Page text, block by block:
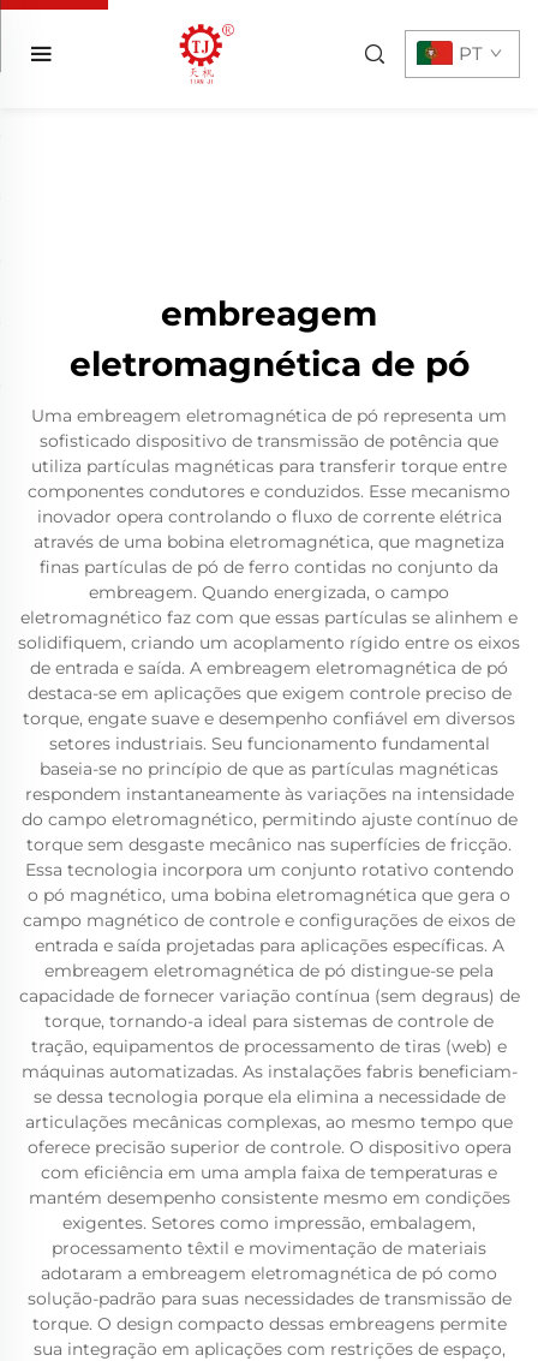
PT
embreagem
eletromagnética de pó
Uma embreagem eletromagnética de pó representa um
sofisticado dispositivo de transmissão de potência que
utiliza partículas magnéticas para transferir torque entre
componentes condutores e conduzidos. Esse mecanismo
inovador opera controlando o fluxo de corrente elétrica
através de uma bobina eletromagnética, que magnetiza
finas partículas de pó de ferro contidas no conjunto da
embreagem. Quando energizada, o campo
eletromagnético faz com que essas partículas se alinhem e
solidifiquem, criando um acoplamento rígido entre os eixos
de entrada e saída. A embreagem eletromagnética de pó
destaca-se em aplicações que exigem controle preciso de
torque, engate suave e desempenho confiável em diversos
setores industriais. Seu funcionamento fundamental
baseia-se no princípio de que as partículas magnéticas
respondem instantaneamente às variações na intensidade
do campo eletromagnético, permitindo ajuste contínuo de
torque sem desgaste mecânico nas superfícies de fricção.
Essa tecnologia incorpora um conjunto rotativo contendo
o pó magnético, uma bobina eletromagnética que gera o
campo magnético de controle e configurações de eixos de
entrada e saída projetadas para aplicações específicas. A
embreagem eletromagnética de pó distingue-se pela
capacidade de fornecer variação contínua (sem degraus) de
torque, tornando-a ideal para sistemas de controle de
tração, equipamentos de processamento de tiras (web) e
máquinas automatizadas. As instalações fabris beneficiam-
se dessa tecnologia porque ela elimina a necessidade de
articulações mecânicas complexas, ao mesmo tempo que
oferece precisão superior de controle. O dispositivo opera
com eficiência em uma ampla faixa de temperaturas e
mantém desempenho consistente mesmo em condições
exigentes. Setores como impressão, embalagem,
processamento têxtil e movimentação de materiais
adotaram a embreagem eletromagnética de pó como
solução-padrão para suas necessidades de transmissão de
torque. O design compacto dessas embreagens permite
sua integração em aplicações com restrições de espaço,